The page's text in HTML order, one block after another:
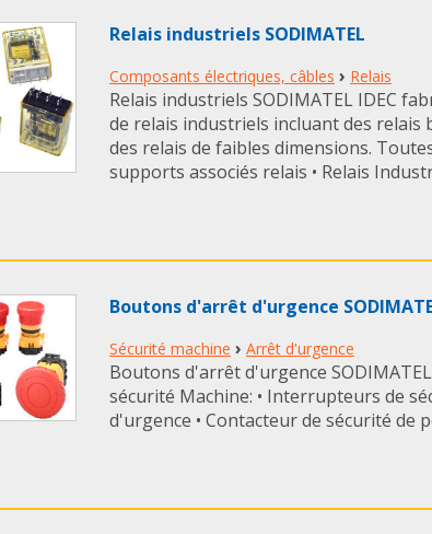
Relais industriels SODIMATEL
Composants électriques, câbles › Relais
Relais industriels SODIMATEL IDEC
de relais industriels incluant des relais
des relais de faibles dimensions.
supports associés relais • Relais
Boutons d'arrêt d'urgence
Sécurité machine › Arrêt d'urgence
Boutons d'arrêt d'urgence
sécurité Machine: • Interrupteurs de
d'urgence • Contacteur de sécurité de